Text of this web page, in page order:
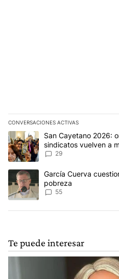
CONVERSACIONES ACTIVAS
Este listado muestra los
Un artículo de tendencia con el
San Cayetano 2026:
sindicatos vuelven a
reclamos al Gobierno
29
Un artículo de tendencia con el
García Cuerva
pobreza
55